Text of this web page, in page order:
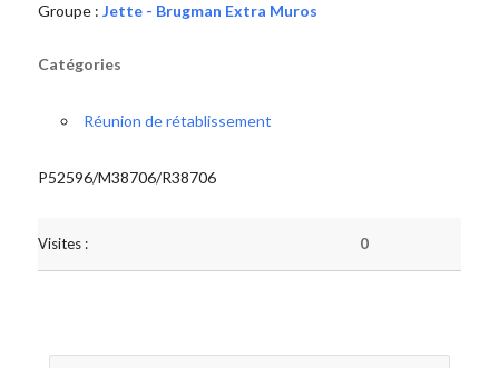
Groupe : Jette - Brugman Extra Muros
Catégories
Réunion de rétablissement
P52596/M38706/R38706
Visites : 0